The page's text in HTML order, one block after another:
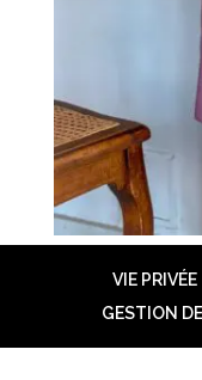
VIE PRIVÉE
GESTION